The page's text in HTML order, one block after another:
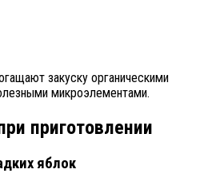
закуску органическими
микроэлементами.
приготовлении
яблок